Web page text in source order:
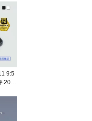
9:5
202
第1
固
バッ
大